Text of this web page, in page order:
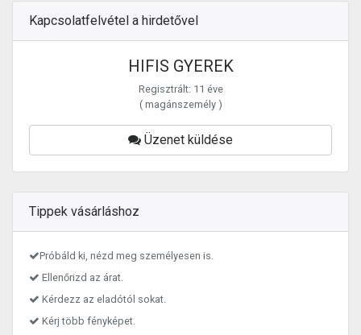
Kapcsolatfelvétel a hirdetővel
HIFIS GYEREK
Regisztrált: 11 éve
( magánszemély )
Üzenet küldése
Tippek vásárláshoz
Próbáld ki, nézd meg személyesen is.
Ellenőrizd az árat.
Kérdezz az eladótól sokat.
Kérj több fényképet.